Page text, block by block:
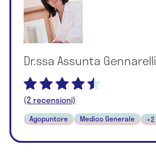
Dr.ssa Assunta Gennarelli
(2 recensioni)
Agopuntore Medico Generale +2